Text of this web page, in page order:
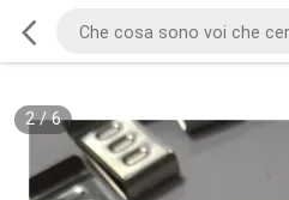
2/6